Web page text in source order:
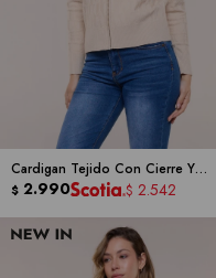
Cardigan Tejido Con Cierre Y
Textura Labrada -RIO & RIAN
$ 2.990 $ 2.542